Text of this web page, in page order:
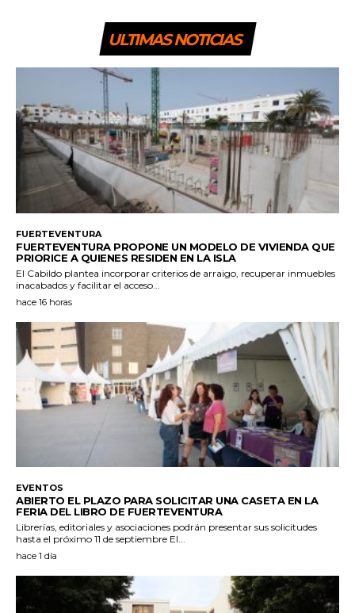
ULTIMAS NOTICIAS
FUERTEVENTURA
FUERTEVENTURA PROPONE UN MODELO DE VIVIENDA QUE
PRIORICE A QUIENES RESIDEN EN LA ISLA
El Cabildo plantea incorporar criterios de arraigo, recuperar inmuebles
inacabados y facilitar el acceso...
hace 16 horas
EVENTOS
ABIERTO EL PLAZO PARA SOLICITAR UNA CASETA EN LA
FERIA DEL LIBRO DE FUERTEVENTURA
Librerías, editoriales y asociaciones podrán presentar sus solicitudes
hasta el próximo 11 de septiembre El...
hace 1 día